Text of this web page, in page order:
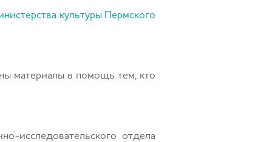
культуры Пермского
материалы в помощь тем, кто
исследовательского отдела